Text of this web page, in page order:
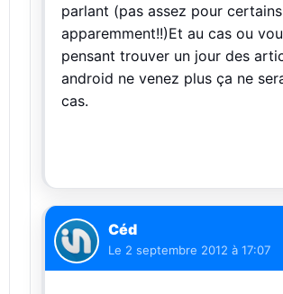
parlant (pas assez pour certains
apparemment!!)Et au cas ou
pensant trouver un jour des
android ne venez plus ça ne
cas.
Céd
Le 2 septembre 2012 à 17:07